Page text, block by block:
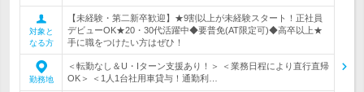
対象と
なる方
【未経験・第二新卒歓迎】★9割以上が未経験スタート！正社員
デビューOK★20・30代活躍中◆要普免(AT限定可)◆高卒以上★
手に職をつけたい方はぜひ！
勤務地
＜転勤なし＆U・Iターン支援あり！＞ ＜業務日程により直行直帰
OK＞ ＜1人1台社用車貸与！通勤利…